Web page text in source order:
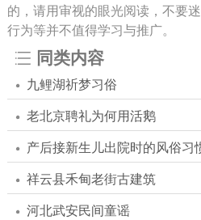
的，请用审视的眼光阅读，不要
行为等并不值得学习与推广。
同类内容
九鲤湖祈梦习俗
老北京聘礼为何用活鹅
产后接新生儿出院时的风俗习
祥云县禾甸老街古建筑
河北武安民间童谣